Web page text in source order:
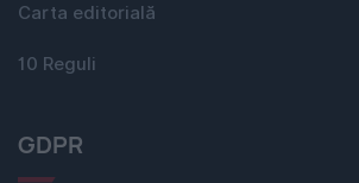
Carta editorială
10 Reguli
GDPR